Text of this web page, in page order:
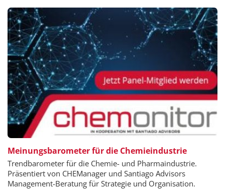
Meinungsbarometer für die Chemieindustrie
Trendbarometer für die Chemie- und Pharmaindustrie.
Präsentiert von CHEManager und Santiago Advisors
Management-Beratung für Strategie und Organisation.